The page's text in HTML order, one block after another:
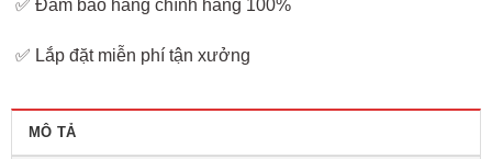
✅ Đảm bảo hàng chính hãng 100%
✅ Lắp đặt miễn phí tận xưởng
MÔ TẢ